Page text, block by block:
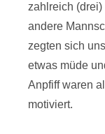
zahlreich
andere
zegten sich
etwas müde
Anpfiff waren
motiviert.